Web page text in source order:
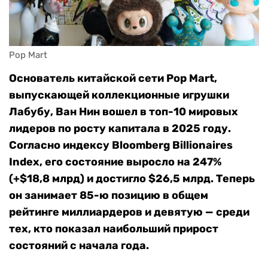
Pop Mart
Основатель китайской сети Pop Mart,
выпускающей коллекционные игрушки
Лaбубу, Ван Нин вошел в топ-10 мировых
лидеров по росту капитала в 2025 году.
Согласно индексу Bloomberg Billionaires
Index, его состояние выросло на 247%
(+$18,8 млрд) и достигло $26,5 млрд. Теперь
он занимает 85-ю позицию в общем
рейтинге миллиардеров и девятую — среди
тех, кто показал наибольший прирост
состояний с начала года.